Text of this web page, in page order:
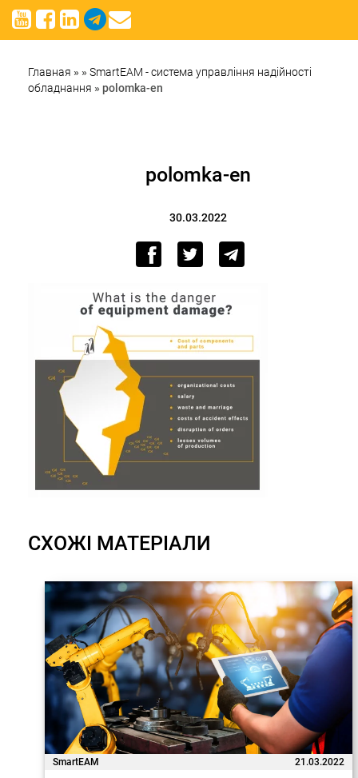
Главная » »SmartEAM - система управління надійності
обладнання »polomka-en
polomka-en
30.03.2022
СХОЖІ МАТЕРІАЛИ
SmartEAM 21.03.2022